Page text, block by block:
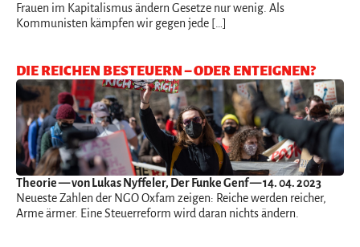
Frauen im Kapitalismus ändern Gesetze nur wenig. Als
Kommunisten kämpfen wir gegen jede […]
DIE REICHEN BESTEUERN – ODER ENTEIGNEN?
Theorie— von Lukas Nyffeler, Der Funke Genf — 14. 04. 2023
Neueste Zahlen der NGO Oxfam zeigen: Reiche werden reicher,
Arme ärmer. Eine Steuerreform wird daran nichts ändern.